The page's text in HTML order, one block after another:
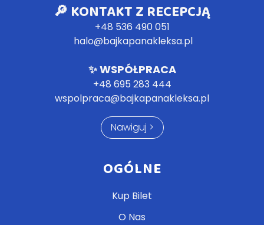
🔎 KONTAKT Z RECEPCJĄ
+48 536 490 051
halo@bajkapanakleksa.pl
✨WSPÓŁPRACA
+48 695 283 444
wspolpraca@bajkapanakleksa.pl
Nawiguj >
OGÓLNE
Kup Bilet
O Nas